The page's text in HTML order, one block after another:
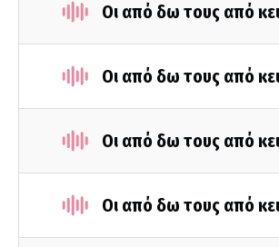
Οι από δω τους από
Οι από δω τους από
Οι από δω τους από
Οι από δω τους από